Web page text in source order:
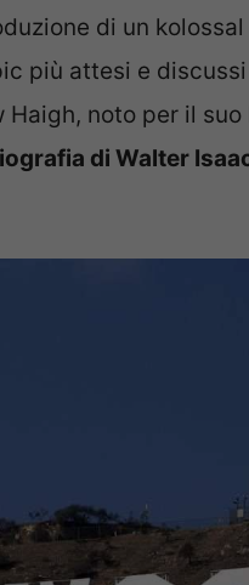
di un
più attesi e
noto per il suo
di Walter